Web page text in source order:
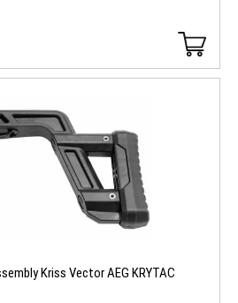
Kriss Vector AEG KRYTAC